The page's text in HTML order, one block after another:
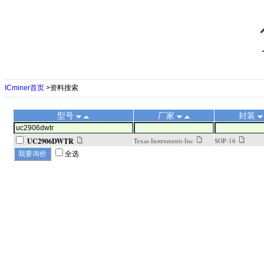
ICminer首页 >资料搜索
型号 厂家 封装
UC2906DWTR Texas Instruments Inc SOP-16
全选